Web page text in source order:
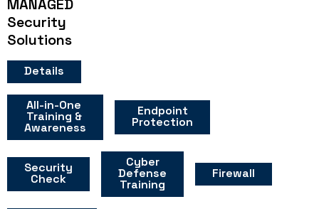
MANAGED
Security
Solutions
Details
All-in-One
Training &
Awareness
Endpoint
Protection
Security
Check
Cyber
Defense
Training
Firewall